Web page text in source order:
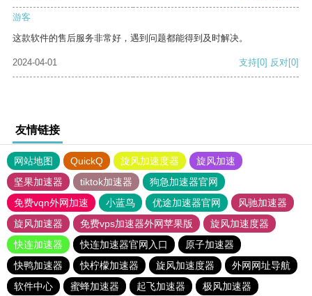
游客
这款软件的售后服务非常好，遇到问题都能得到及时解决。
2024-04-01 支持[0] 反对[0]
友情链接
网站地图 QuickQ 旋风加速度器
旋风加速
坚果加速器
tiktok加速器
狗急加速器官网
免费vqn外网加速
小蓝鸟 优途加速器官网
风驰加速器
旋风加速器
免费vps加速器外网苹果版
旋风加速度器
快连加速器
快连加速器官网入口
原子加速器
快鸭加速器
快柠檬加速器 旋风加速度器
外网网址导航
软件中心
蜜蜂加速器 起飞加速器 极风加速器